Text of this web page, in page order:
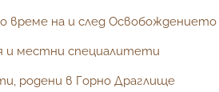
обекти
време на и след Освобождението
и местни специалитети
родени в Горно Драглище